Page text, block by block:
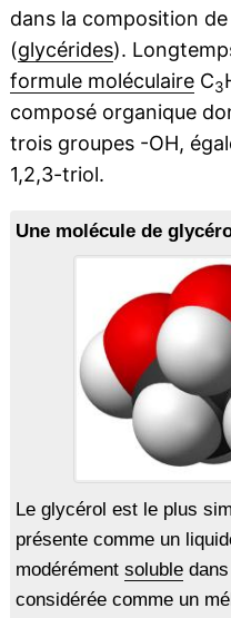
dans la composition
(glycérides).
formule moléculaireC3
composé organique
trois groupes -OH,
1,2,3-triol.
Une molécule de
Le glycérol est le plus
présente comme un
modérément solubledans
considérée comme un